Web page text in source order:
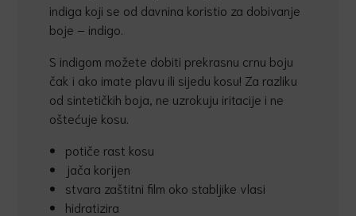
indiga koji se od davnina koristio za dobivanje
boje – indigo.
S indigom možete dobiti prekrasnu crnu boju
čak i ako imate plavu ili sijedu kosu! Za razliku
od sintetičkih boja, ne uzrokuju iritacije i ne
oštećuje kosu.
potiče rast kosu
jača korijen
stvara zaštitni film oko stabljike vlasi
hidratizira